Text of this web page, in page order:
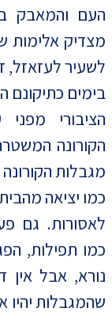
העם והמאבק
מצדיק אלימות
לשעיר לעזאזל,
בימים
הציבורי מפני
הקורונה
מגבלות הקורונה
כמו יציאה
לאסורות. גם
כמו תפילות,
נורא, אבל אין
שהמגבלות יהיו